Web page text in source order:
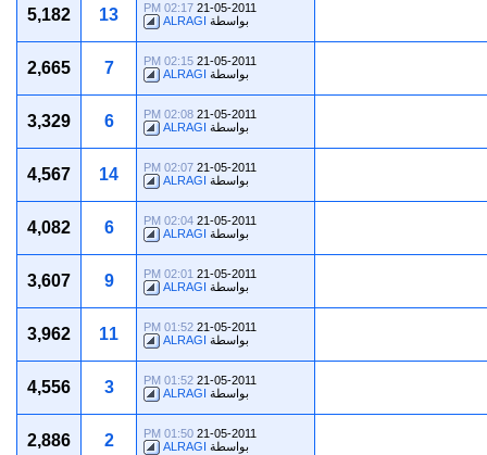
21-05-2011
02:17 PM
بواسطة ALRAGI
13
5,182
21-05-2011
02:15 PM
بواسطة ALRAGI
7
2,665
21-05-2011
02:08 PM
بواسطة ALRAGI
6
3,329
21-05-2011
02:07 PM
بواسطة ALRAGI
14
4,567
21-05-2011
02:04 PM
بواسطة ALRAGI
6
4,082
21-05-2011
02:01 PM
بواسطة ALRAGI
9
3,607
21-05-2011
01:52 PM
بواسطة ALRAGI
11
3,962
21-05-2011
01:52 PM
بواسطة ALRAGI
3
4,556
21-05-2011
01:50 PM
بواسطة ALRAGI
2
2,886